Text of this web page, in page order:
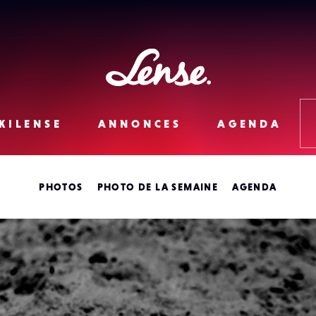
Lense
ANNONCES AGENDA
PHOTOS PHOTO DE LA SEMAINE AGENDA